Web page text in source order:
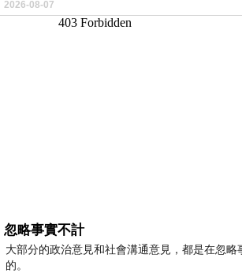
2026-08-07
忽略事實不計
大部分的政治意見和社會溝通意見，都是在忽
的。